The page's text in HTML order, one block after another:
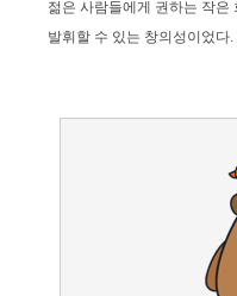
젊은 사람들에게 권하는 작은
발휘할 수 있는 창의성이었다.